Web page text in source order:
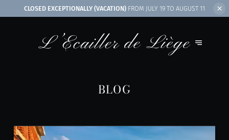
CLOSED EXCEPTIONALLY (VACATION) FROM JULY 19 TO AUGUST 11
BLOG